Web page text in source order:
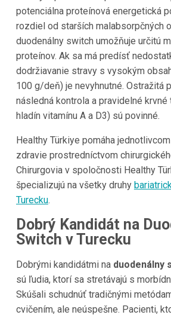
potenciálna proteínová energetická
rozdiel od starších malabsorpčných
duodenálny switch umožňuje určitú
proteínov. Ak sa má predísť
dodržiavanie stravy s vysokým
100 g/deň) je nevyhnutné. Ostražitá
následná kontrola a pravidelné krvné
hladín vitamínu A a D3) sú povinné.
Healthy Türkiye pomáha
zdravie prostredníctvom
Chirurgovia v spoločnosti Healthy
špecializujú na všetky druhy
Turecku.
Dobrý Kandidát na
Switch v Turecku
Dobrými kandidátmi na duodenálny
sú ľudia, ktorí sa stretávajú s
Skúšali schudnúť tradičnými
cvičením, ale neúspešne. Pacienti,